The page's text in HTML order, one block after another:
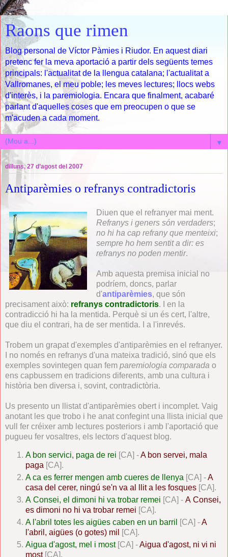
Raons que rimen
Blog personal de Víctor Pàmies i Riudor. En aquest diari
pretenc fer la meva aportació a partir dels següents temes
principals: l'actualitat de la llengua catalana; l'actualitat a
Vallromanes, el meu poble; les meves lectures; llocs webs
d'interès, i la paremiologia. Encara que finalment, acabaré
parlant d'aquelles coses que em preocupen o que se
m'acuden a cada moment.
▼
dilluns, 27 d’agost del 2007
Antiparèmies o refranys contradictoris
Diuen que el refranyer mai ment.
Refranys i geners són verdaders;
no hi ha cap refrany que menteixi;
sempre ho hem sentit a dir: es
refranys no poden mentir.
Amb aquesta premisa inicial no
podríem, doncs, parlar
d'antiparèmies, que són
precisament això: refranys contradictoris. I en la
contradicció hi ha la mentida. Perquè si un és cert, l'altre,
que diu el contrari, ha de ser mentida. I a l'inrevés.
Trobem un grapat d'exemples d'antiparèmies en el refranyer.
I no només en refranys d'una mateixa tradició, sinó que els
exemples sovintegen quan fem paremiologia comparada o
ens capbussem en tradicions diferents, amb una cultura i
història ben diversa i, sovint, contradictòria.
Us presento un llistat d'antiparèmies obert i incomplet. Vaig
anotant les que trobo i he anat confegint una llista inicial que
vull fer créixer amb lectures posteriors i amb l'aportació que
pugueu fer vosaltres, els lectors d'aquest blog.
A bon servici, paga de rei [CA] -A bon servei, mala
paga [CA].
A ca es ferrer mengen amb cueres de llenya [CA] -A
casa del cerer, ningú se'n va al llit a les fosques [CA].
A Consei, el dimoni hi va trobar remei [CA] - A Consei,
es dimoni no hi va trobar remei [CA].
A l'abril totes les aigües caben en un barril
[CA] -A
l'abril, aigües (o gotes) mil
[CA].
Aigua d'agost, mel i most[CA] -Aigua d'agost, ni vi ni
most[CA].